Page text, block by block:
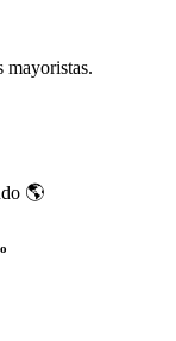
mayoristas.
🌎